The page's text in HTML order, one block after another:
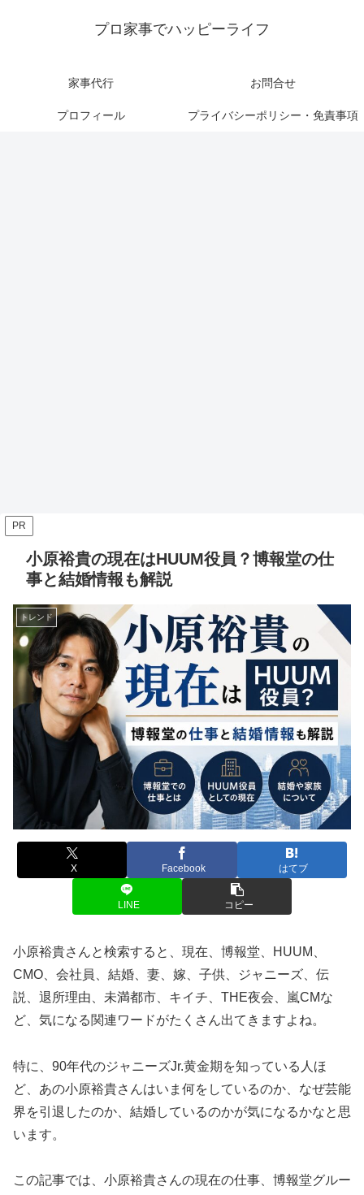
プロ家事でハッピーライフ
家事代行 お問合せ
プロフィール プライバシーポリシー・免責事項
PR
小原裕貴の現在はHUUM役員？博報堂の仕
事と結婚情報も解説
トレンド
X Facebook はてブ
LINE コピー
小原裕貴さんと検索すると、現在、博報堂、HUUM、
CMO、会社員、結婚、妻、嫁、子供、ジャニーズ、伝
説、退所理由、未満都市、キイチ、THE夜会、嵐CMな
ど、気になる関連ワードがたくさん出てきますよね。
特に、90年代のジャニーズJr.黄金期を知っている人ほ
ど、あの小原裕貴さんはいま何をしているのか、なぜ芸能
界を引退したのか、結婚しているのかが気になるかなと思
います。
この記事では、小原裕貴さんの現在の仕事、博報堂グルー